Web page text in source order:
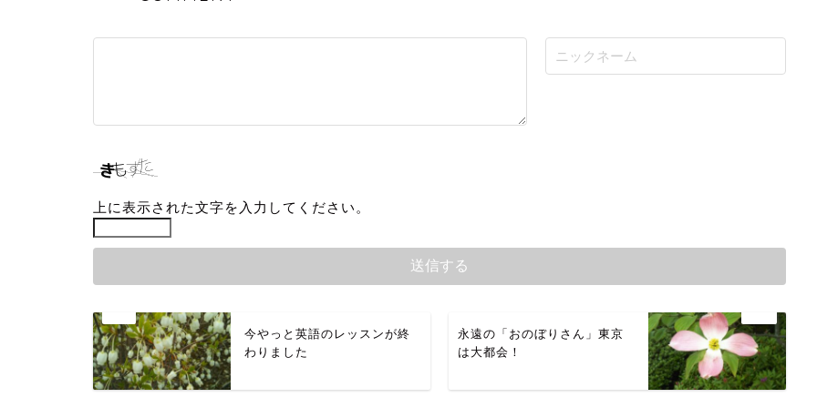
上に表示された文字を入力してください。
今やっと英語のレッスンが終
わりました
永遠の「おのぼりさん」東京
は大都会！